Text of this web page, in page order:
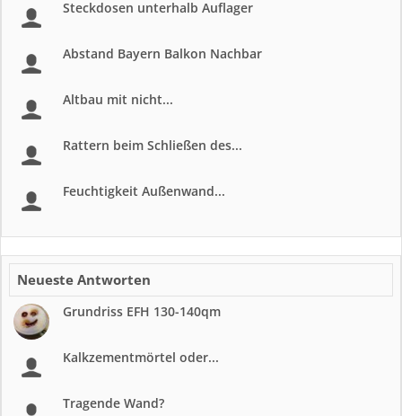
Steckdosen unterhalb Auflager
Abstand Bayern Balkon Nachbar
Altbau mit nicht...
Rattern beim Schließen des...
Feuchtigkeit Außenwand...
Neueste Antworten
Grundriss EFH 130-140qm
Kalkzementmörtel oder...
Tragende Wand?